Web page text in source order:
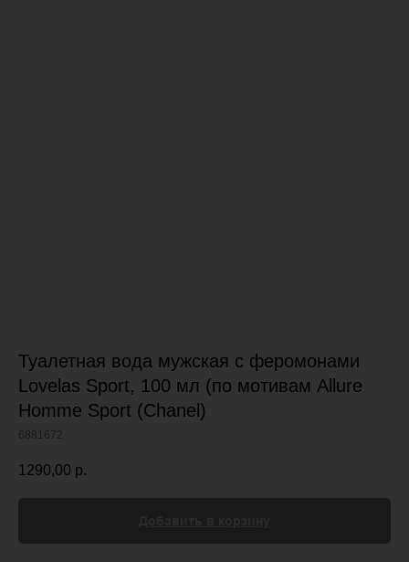
Туалетная вода мужская с феромонами
Lovelas Sport, 100 мл (по мотивам Allure
Homme Sport (Chanel)
6881672
1290,00 р.